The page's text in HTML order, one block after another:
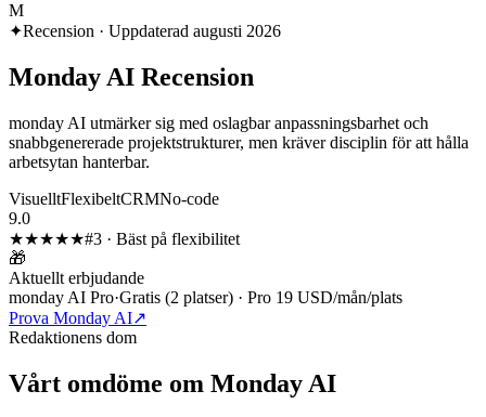
M
✦Recension · Uppdaterad augusti 2026
Monday AI Recension
monday AI utmärker sig med oslagbar anpassningsbarhet och
snabbgenererade projektstrukturer, men kräver disciplin för att hålla
arbetsytan hanterbar.
VisuelltFlexibeltCRMNo-code
9.0
★★★★★#3 · Bäst på flexibilitet
🎁
Aktuellt erbjudande
monday AI Pro·Gratis (2 platser) · Pro 19 USD/mån/plats
Prova Monday AI↗
Redaktionens dom
Vårt omdöme om Monday AI